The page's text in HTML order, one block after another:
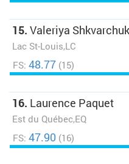
15. Valeriya Shkvarchuk
Lac St-Louis,LC
FS: 48.77 (15)
16. Laurence Paquet
Est du Québec,EQ
FS: 47.90 (16)